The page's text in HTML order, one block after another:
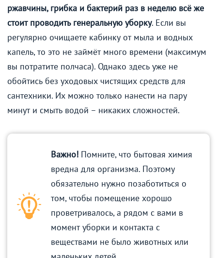
ржавчины, грибка и бактерий раз в неделю всё же
стоит проводить генеральную уборку. Если вы
регулярно очищаете кабинку от мыла и водных
капель, то это не займёт много времени (максимум
вы потратите полчаса). Однако здесь уже не
обойтись без уходовых чистящих средств для
сантехники. Их можно только нанести на пару
минут и смыть водой – никаких сложностей.
Важно! Помните, что бытовая химия
вредна для организма. Поэтому
обязательно нужно позаботиться о
том, чтобы помещение хорошо
проветривалось, а рядом с вами в
момент уборки и контакта с
веществами не было животных или